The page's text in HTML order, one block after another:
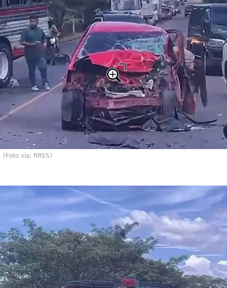
(Foto vía: RRSS)